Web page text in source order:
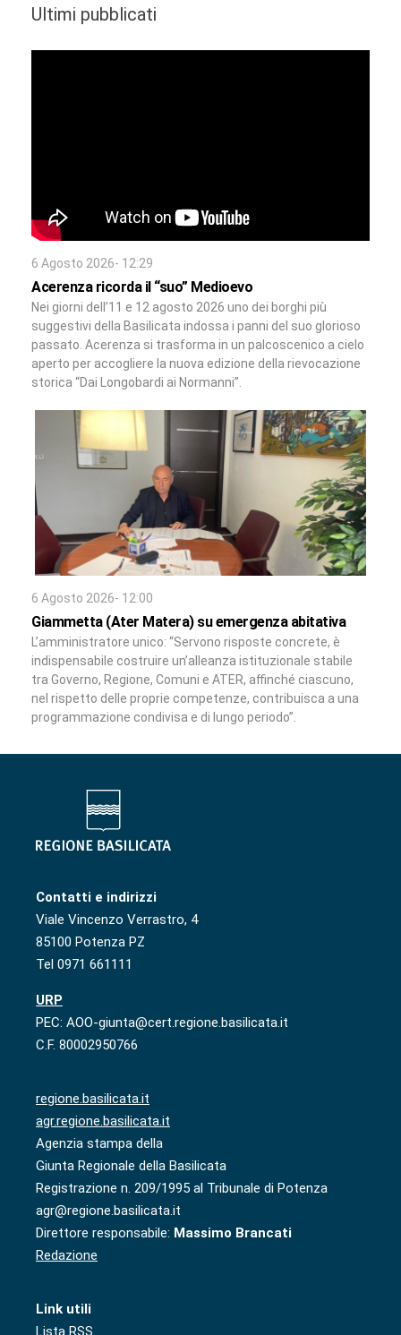
Ultimi pubblicati
6 Agosto 2026- 12:29
Acerenza ricorda il “suo” Medioevo
Nei giorni dell’11 e 12 agosto 2026 uno dei borghi più
suggestivi della Basilicata indossa i panni del suo glorioso
passato. Acerenza si trasforma in un palcoscenico a cielo
aperto per accogliere la nuova edizione della rievocazione
storica “Dai Longobardi ai Normanni”.
6 Agosto 2026- 12:00
Giammetta (Ater Matera) su emergenza abitativa
L’amministratore unico: “Servono risposte concrete, è
indispensabile costruire un’alleanza istituzionale stabile
tra Governo, Regione, Comuni e ATER, affinché ciascuno,
nel rispetto delle proprie competenze, contribuisca a una
programmazione condivisa e di lungo periodo”.
Contatti e indirizzi
Viale Vincenzo Verrastro, 4
85100 Potenza PZ
Tel 0971 661111
URP
PEC: AOO-giunta@cert.regione.basilicata.it
C.F. 80002950766
regione.basilicata.it
agr.regione.basilicata.it
Agenzia stampa della
Giunta Regionale della Basilicata
Registrazione n. 209/1995 al Tribunale di Potenza
agr@regione.basilicata.it
Direttore responsabile: Massimo Brancati
Redazione
Link utili
Lista RSS